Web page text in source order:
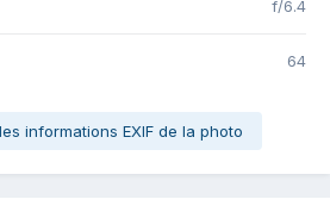
f/6.4
64
informations EXIF de la photo